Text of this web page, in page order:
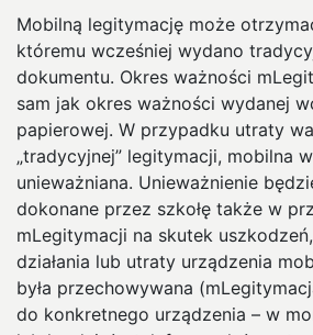
Mobilną legitymację może
któremu wcześniej wydano
dokumentu. Okres ważności
sam jak okres ważności wydanej
papierowej. W przypadku utraty
„tradycyjnej” legitymacji, mobilna
unieważniana. Unieważnienie
dokonane przez szkołę także w
mLegitymacji na skutek
działania lub utraty urządzenia
była przechowywana
do konkretnego urządzenia – w